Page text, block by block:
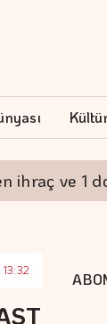
ve 1